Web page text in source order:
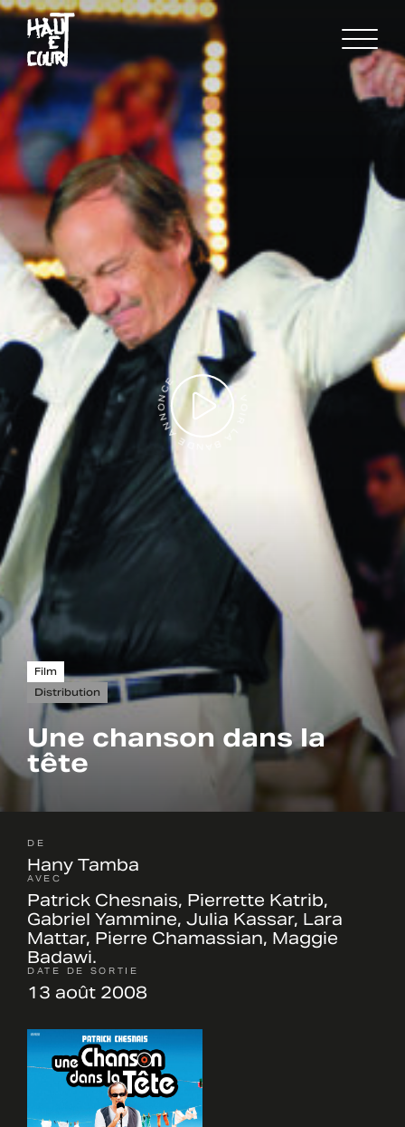
FR
Film
Distribution
Une chanson dans la
tête
VOIR LA BANDE ANNONCE
DE
Hany Tamba
AVEC
Patrick Chesnais, Pierrette Katrib,
Gabriel Yammine, Julia Kassar, Lara
Mattar, Pierre Chamassian, Maggie
Badawi.
DATE DE SORTIE
13 août 2008